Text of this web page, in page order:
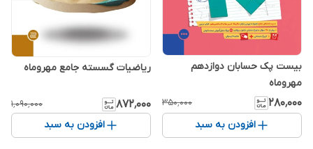
بیست پک حسابان دوازدهم
مهروماه
۲۸۰٬۰۰۰ ۳۵۰٬۰۰۰
افزودن به سبد
ریاضیات گسسته جامع مهروماه
۸۷۲٬۰۰۰ ۱٬۰۹۰٬۰۰۰
افزودن به سبد